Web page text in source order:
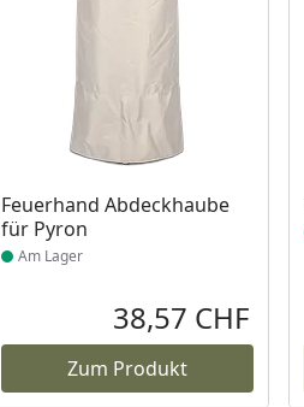
Feuerhand Abdeckhaube
für Pyron
Produkt am Lager
Am Lager
38,57 CHF
Zum Produkt